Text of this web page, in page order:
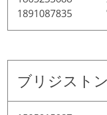
1891087835
ブリジスト